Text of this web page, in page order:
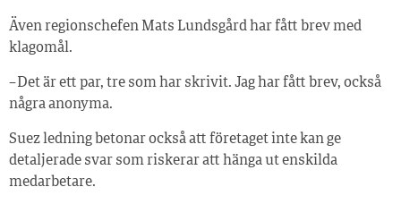
Även regionschefen Mats Lundsgård har fått brev med
klagomål.
– Det är ett par, tre som har skrivit. Jag har fått brev, också
några anonyma.
Suez ledning betonar också att företaget inte kan ge
detaljerade svar som riskerar att hänga ut enskilda
medarbetare.